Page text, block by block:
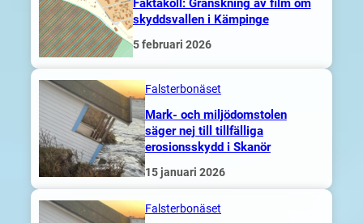
skyddsvallen i Kämpinge
5 februari 2026
Falsterbonäset
Mark- och miljödomstolen
säger nej till tillfälliga
erosionsskydd i Skanör
15 januari 2026
Falsterbonäset